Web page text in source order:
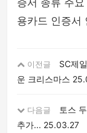
증서 종류 주
용카드 인증서
이전글
SC제
운 크리스마스
다음글
토스
추가... 25.03.27